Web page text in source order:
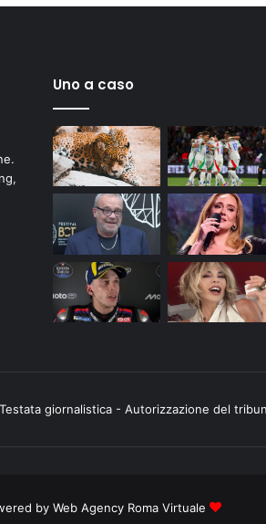
Uno a caso
giornalistica - Autorizzazione del
by Web Agency Roma Virtuale